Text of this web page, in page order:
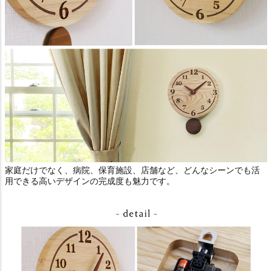
家庭だけでなく、病院、保育施設、店舗など、どんなシーンでも活
用できる高いデザインの完成度も魅力です。